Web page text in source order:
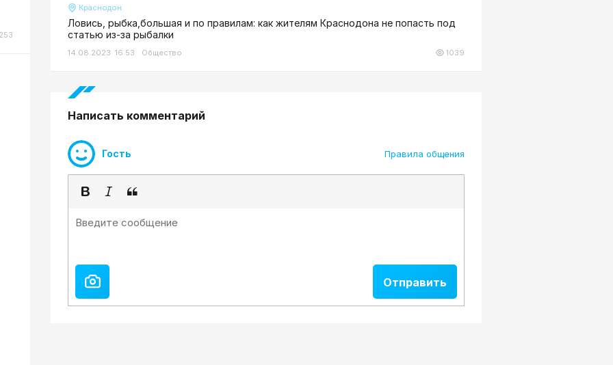
253
Краснодон
Ловись, рыбка,большая и по правилам: как жителям Краснодона не попасть под
статью из-за рыбалки
14.08.2023 16:53 Общество 1039
Написать комментарий
Гость Правила общения